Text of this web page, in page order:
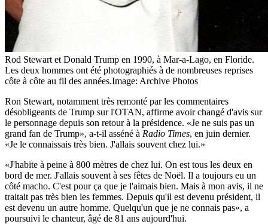
Rod Stewart et Donald Trump en 1990, à Mar-a-Lago, en Floride.
Les deux hommes ont été photographiés à de nombreuses reprises
côte à côte au fil des années.Image: Archive Photos
Ron Stewart, notamment très remonté par les commentaires
désobligeants de Trump sur l'OTAN, affirme avoir changé d'avis sur
le personnage depuis son retour à la présidence. «Je ne suis pas un
grand fan de Trump», a-t-il asséné à Radio Times, en juin dernier.
«Je le connaissais très bien. J'allais souvent chez lui.»
«J'habite à peine à 800 mètres de chez lui. On est tous les deux en
bord de mer. J'allais souvent à ses fêtes de Noël. Il a toujours eu un
côté macho. C'est pour ça que je l'aimais bien. Mais à mon avis, il ne
traitait pas très bien les femmes. Depuis qu'il est devenu président, il
est devenu un autre homme. Quelqu'un que je ne connais pas», a
poursuivi le chanteur, âgé de 81 ans aujourd'hui.